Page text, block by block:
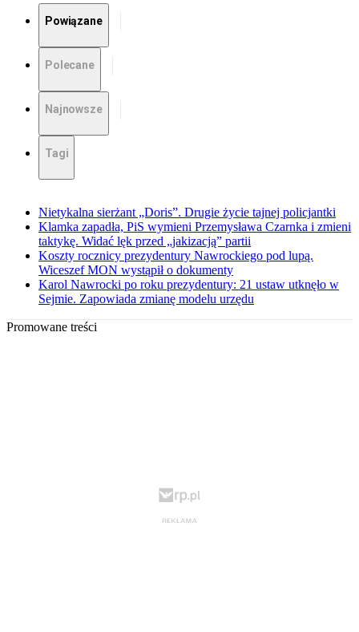
Powiązane
Polecane
Najnowsze
Tagi
Nietykalna sierżant „Doris”. Drugie życie tajnej policjantki
Klamka zapadła, PiS wymieni Przemysława Czarnka i zmieni
taktykę. Widać lęk przed „jakizacją” partii
Koszty rocznicy prezydentury Nawrockiego pod lupą.
Wiceszef MON wystąpił o dokumenty
Karol Nawrocki po roku prezydentury: 21 ustaw utknęło w
Sejmie. Zapowiada zmianę modelu urzędu
Promowane treści